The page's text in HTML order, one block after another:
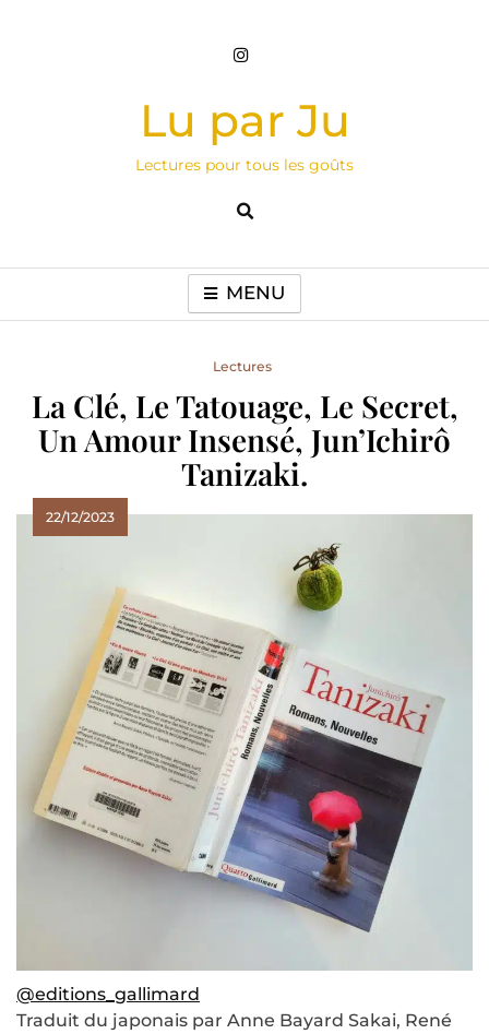
Lu par Ju
Lectures pour tous les goûts
MENU
Lectures
La Clé, Le Tatouage, Le Secret,
Un Amour Insensé, Jun’Ichirô
Tanizaki.
22/12/2023
@editions_gallimard
Traduit du japonais par Anne Bayard Sakai, René